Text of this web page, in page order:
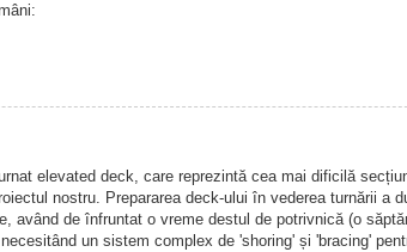
elevated deck, care reprezintă cea mai dificilă
nostru. Prepararea deck-ului în vederea turnării a
având de înfruntat o vreme destul de potrivnică (o
un sistem complex de 'shoring' și 'bracing'